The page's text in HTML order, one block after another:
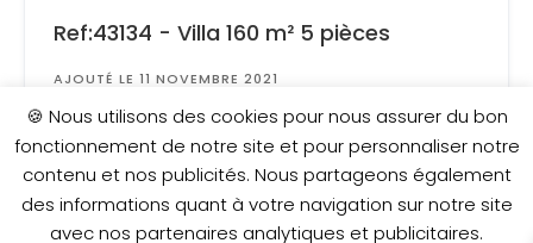
Ref:43134 - Villa 160 m² 5 pièces
AJOUTÉ LE 11 NOVEMBRE 2021
Surface: 1 000 m²
750 000 €
🍪 Nous utilisons des cookies pour nous assurer du bon
fonctionnement de notre site et pour personnaliser notre
contenu et nos publicités. Nous partageons également
des informations quant à votre navigation sur notre site
avec nos partenaires analytiques et publicitaires.